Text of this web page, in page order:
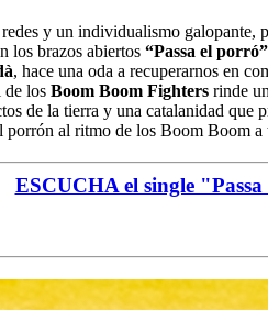
y un individualismo
los brazos abiertos “Passa el porró”
, hace una oda a recuperarnos en
de los Boom Boom Fighters rinde
de la tierra y una catalanidad
al ritmo de los Boom Boom a
ESCUCHA el single